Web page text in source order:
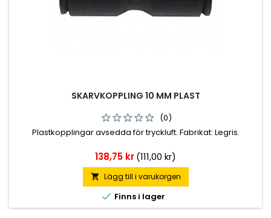
SKARVKOPPLING 10 MM PLAST
(0)
Plastkopplingar avsedda för tryckluft. Fabrikat: Legris.
Pris
138,75 kr(111,00 kr)
 Lägg till i varukorgen
 Finns i lager